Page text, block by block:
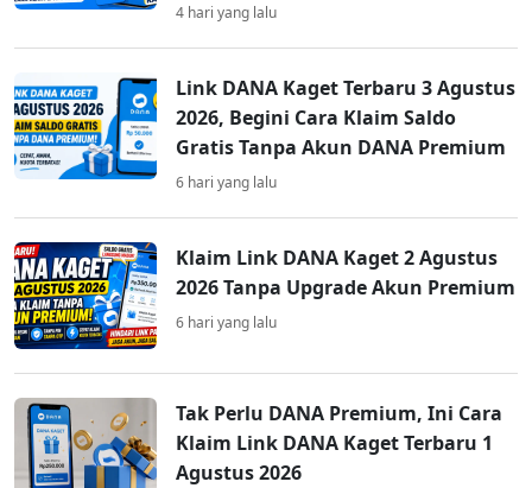
4 hari yang lalu
Link DANA Kaget Terbaru 3 Agustus
2026, Begini Cara Klaim Saldo
Gratis Tanpa Akun DANA Premium
6 hari yang lalu
Klaim Link DANA Kaget 2 Agustus
2026 Tanpa Upgrade Akun Premium
6 hari yang lalu
Tak Perlu DANA Premium, Ini Cara
Klaim Link DANA Kaget Terbaru 1
Agustus 2026